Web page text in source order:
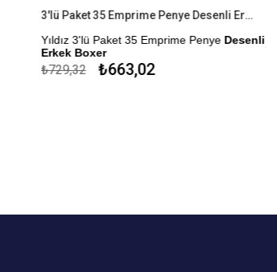
3'lü Paket 35 Emprime Penye Desenli Erkek Boxer
Yıldız 3'lü Paket 35 Emprime PenyeDesenli
Erkek Boxer
Modal Kumaştan Üretilmiştir.
₺663,02
₺729,32